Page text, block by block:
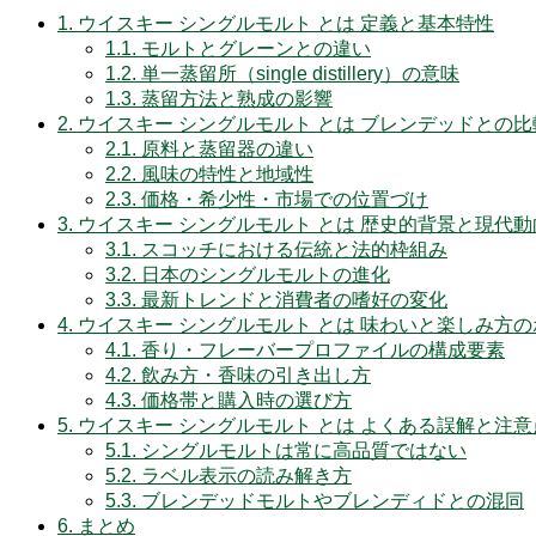
1. ウイスキー シングルモルト とは 定義と基本特性
1.1. モルトとグレーンとの違い
1.2. 単一蒸留所（single distillery）の意味
1.3. 蒸留方法と熟成の影響
2. ウイスキー シングルモルト とは ブレンデッドとの比
2.1. 原料と蒸留器の違い
2.2. 風味の特性と地域性
2.3. 価格・希少性・市場での位置づけ
3. ウイスキー シングルモルト とは 歴史的背景と現代動
3.1. スコッチにおける伝統と法的枠組み
3.2. 日本のシングルモルトの進化
3.3. 最新トレンドと消費者の嗜好の変化
4. ウイスキー シングルモルト とは 味わいと楽しみ方の
4.1. 香り・フレーバープロファイルの構成要素
4.2. 飲み方・香味の引き出し方
4.3. 価格帯と購入時の選び方
5. ウイスキー シングルモルト とは よくある誤解と注意
5.1. シングルモルトは常に高品質ではない
5.2. ラベル表示の読み解き方
5.3. ブレンデッドモルトやブレンディドとの混同
6. まとめ